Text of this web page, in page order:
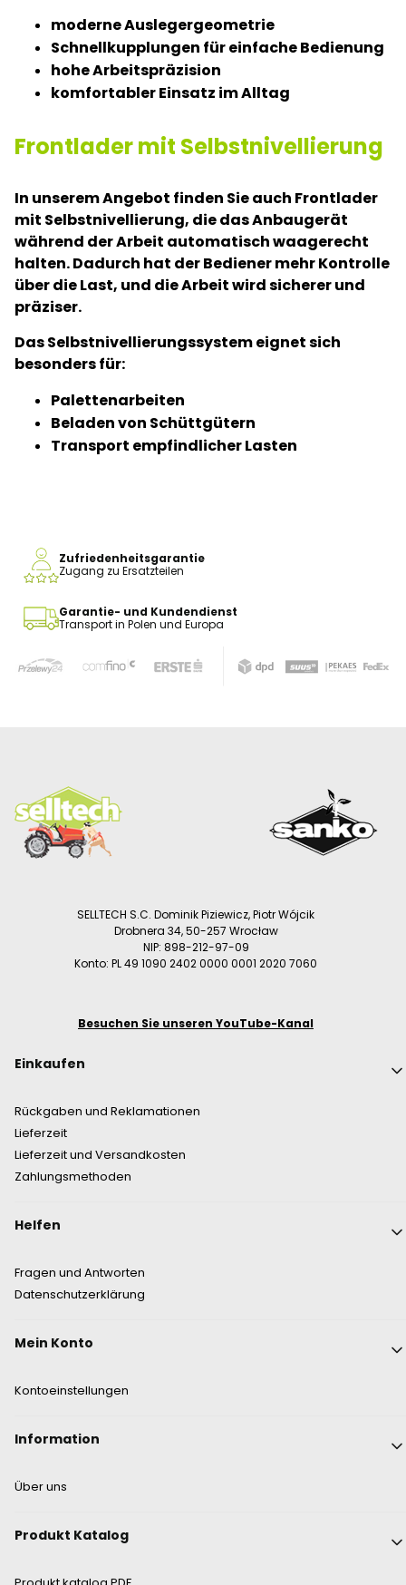
moderne Auslegergeometrie
Schnellkupplungen für einfache Bedienung
hohe Arbeitspräzision
komfortabler Einsatz im Alltag
Frontlader mit Selbstnivellierung
In unserem Angebot finden Sie auch Frontlader
mit Selbstnivellierung, die das Anbaugerät
während der Arbeit automatisch waagerecht
halten. Dadurch hat der Bediener mehr Kontrolle
über die Last, und die Arbeit wird sicherer und
präziser.
Das Selbstnivellierungssystem eignet sich
besonders für:
Palettenarbeiten
Beladen von Schüttgütern
Transport empfindlicher Lasten
Zufriedenheitsgarantie
Zugang zu Ersatzteilen
Garantie- und Kundendienst
Transport in Polen und Europa
SELLTECH S.C. Dominik Piziewicz, Piotr Wójcik
Drobnera 34, 50-257 Wrocław
NIP: 898-212-97-09
Konto: PL 49 1090 2402 0000 0001 2020 7060
Besuchen Sie unseren YouTube-Kanal
Fußzeilenmenü
Einkaufen
Rückgaben und Reklamationen
Lieferzeit
Lieferzeit und Versandkosten
Zahlungsmethoden
Helfen
Fragen und Antworten
Datenschutzerklärung
Mein Konto
Kontoeinstellungen
Information
Über uns
Produkt Katalog